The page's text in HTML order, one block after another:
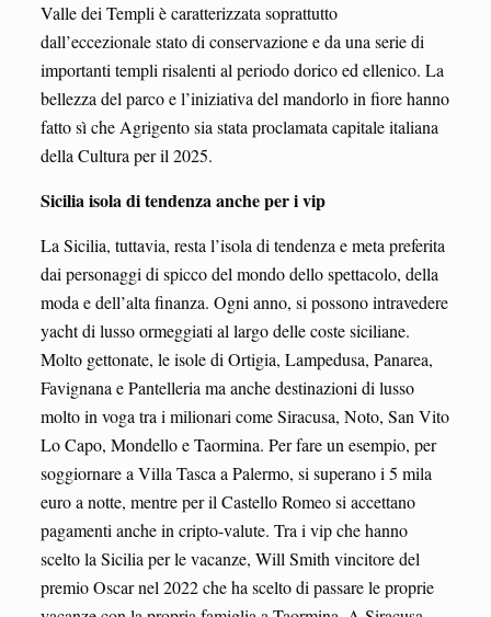
Valle dei Templi è caratterizzata soprattutto
dall’eccezionale stato di conservazione e da una serie di
importanti templi risalenti al periodo dorico ed ellenico. La
bellezza del parco e l’iniziativa del mandorlo in fiore hanno
fatto sì che Agrigento sia stata proclamata capitale italiana
della Cultura per il 2025.
Sicilia isola di tendenza anche per i vip
La Sicilia, tuttavia, resta l’isola di tendenza e meta preferita
dai personaggi di spicco del mondo dello spettacolo, della
moda e dell’alta finanza. Ogni anno, si possono intravedere
yacht di lusso ormeggiati al largo delle coste siciliane.
Molto gettonate, le isole di Ortigia, Lampedusa, Panarea,
Favignana e Pantelleria ma anche destinazioni di lusso
molto in voga tra i milionari come Siracusa, Noto, San Vito
Lo Capo, Mondello e Taormina. Per fare un esempio, per
soggiornare a Villa Tasca a Palermo, si superano i 5 mila
euro a notte, mentre per il Castello Romeo si accettano
pagamenti anche in cripto-valute. Tra i vip che hanno
scelto la Sicilia per le vacanze, Will Smith vincitore del
premio Oscar nel 2022 che ha scelto di passare le proprie